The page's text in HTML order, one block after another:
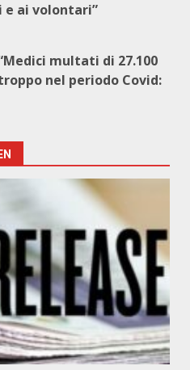
e ai volontari”
multati di 27.100
nel periodo Covid: